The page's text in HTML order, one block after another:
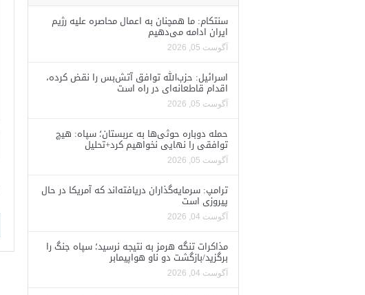
سنتکام: ما همچنان به اعمال محاصره علیه رژیم
ایران ادامه می‌دهیم
آگوست 05, 2026
اسرائیل: حزب‌الله توافق آتش‌بس را نقض کرده،
اقدام قاطعانه‌ای در راه است
آگوست 05, 2026
حمله دوباره حوثی‌ها به عربستان؛ سپاه: هیچ
توافقی را نهایی نخواهیم کرد+تحلیل
آگوست 05, 2026
ترامپ: سرمایه‌گذاران دریافته‌اند که آمریکا در حال
پیروزی است
آگوست 04, 2026
مذاکرات تنگه هرمز به نتیجه نرسید؛ سپاه جنگ را
برگزید/بازگشت دو ناو هواپیمابر
آگوست 04, 2026